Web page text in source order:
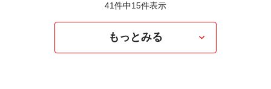
41件中15件表示
もっとみる